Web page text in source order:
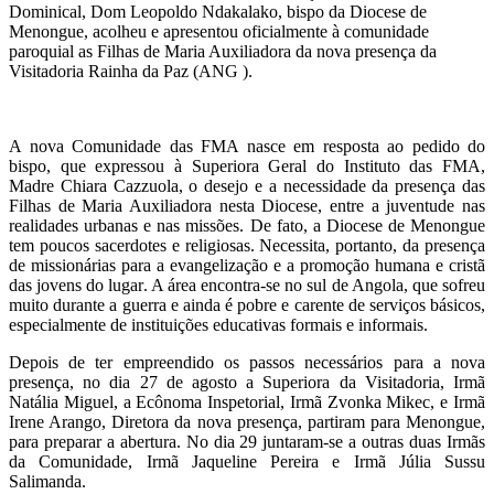
Dominical, Dom Leopoldo Ndakalako, bispo da Diocese de
Menongue, acolheu e apresentou oficialmente à comunidade
paroquial as Filhas de Maria Auxiliadora da nova presença da
Visitadoria Rainha da Paz (ANG ).
A nova Comunidade das FMA nasce em resposta ao pedido do
bispo, que expressou à Superiora Geral do Instituto das FMA,
Madre Chiara Cazzuola, o desejo e a necessidade da presença das
Filhas de Maria Auxiliadora nesta Diocese, entre a juventude nas
realidades urbanas e nas missões. De fato, a Diocese de Menongue
tem poucos sacerdotes e religiosas. Necessita, portanto, da presença
de missionárias para a evangelização e a promoção humana e cristã
das jovens do lugar. A área encontra-se no sul de Angola, que sofreu
muito durante a guerra e ainda é pobre e carente de serviços básicos,
especialmente de instituições educativas formais e informais.
Depois de ter empreendido os passos necessários para a nova
presença, no dia 27 de agosto a Superiora da Visitadoria, Irmã
Natália Miguel, a Ecônoma Inspetorial, Irmã Zvonka Mikec, e Irmã
Irene Arango, Diretora da nova presença, partiram para Menongue,
para preparar a abertura. No dia 29 juntaram-se a outras duas Irmãs
da Comunidade, Irmã Jaqueline Pereira e Irmã Júlia Sussu
Salimanda.